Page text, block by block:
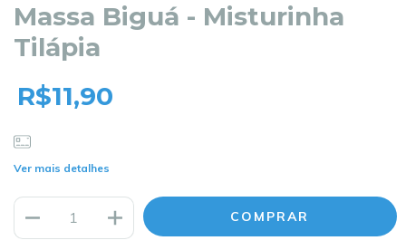
Massa Biguá - Misturinha
Tilápia
R$11,90
Ver mais detalhes